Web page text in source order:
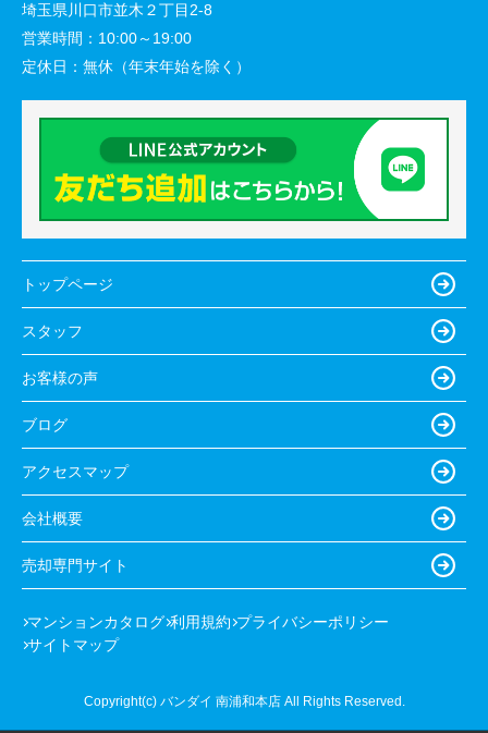
埼玉県川口市並木２丁目2-8
営業時間： 10:00～19:00
定休日： 無休（年末年始を除く）
トップページ
スタッフ
お客様の声
ブログ
アクセスマップ
会社概要
売却専門サイト
マンションカタログ 利用規約 プライバシーポリシー
サイトマップ
Copyright(c) バンダイ 南浦和本店 All Rights Reserved.